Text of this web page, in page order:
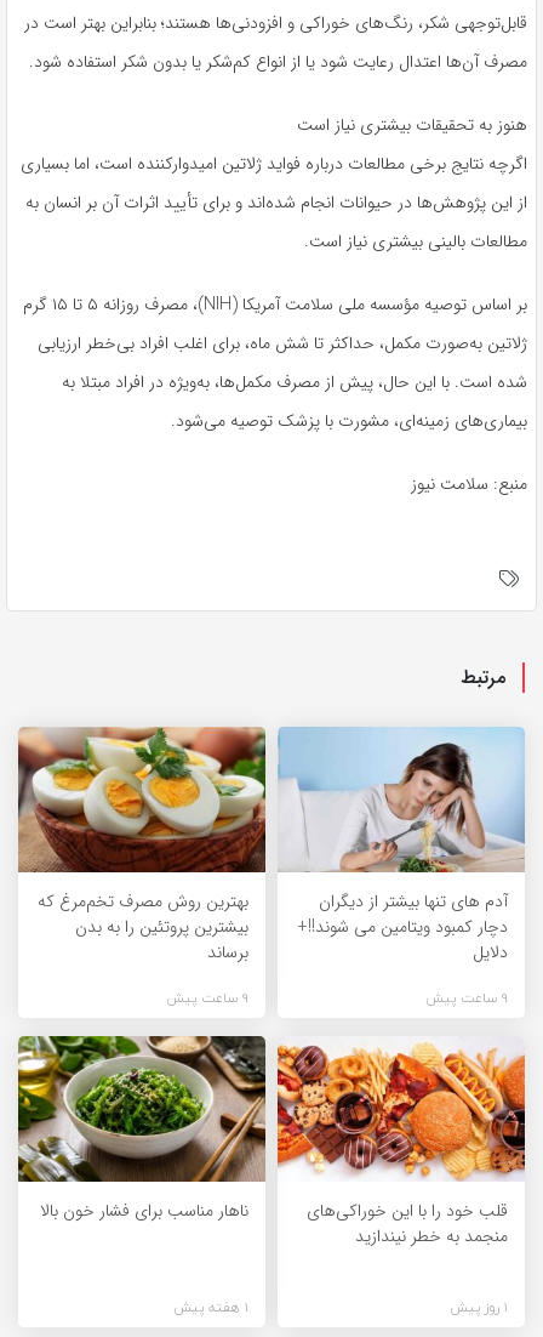
قابل‌توجهی شکر، رنگ‌های خوراکی و افزودنی‌ها هستند؛ بنابراین بهتر است در
مصرف آن‌ها اعتدال رعایت شود یا از انواع کم‌شکر یا بدون شکر استفاده شود.
هنوز به تحقیقات بیشتری نیاز است
اگرچه نتایج برخی مطالعات درباره فواید ژلاتین امیدوارکننده است، اما بسیاری
از این پژوهش‌ها در حیوانات انجام شده‌اند و برای تأیید اثرات آن بر انسان به
مطالعات بالینی بیشتری نیاز است.
بر اساس توصیه مؤسسه ملی سلامت آمریکا (NIH)، مصرف روزانه ۵ تا ۱۵ گرم
ژلاتین به‌صورت مکمل، حداکثر تا شش ماه، برای اغلب افراد بی‌خطر ارزیابی
شده است. با این حال، پیش از مصرف مکمل‌ها، به‌ویژه در افراد مبتلا به
بیماری‌های زمینه‌ای، مشورت با پزشک توصیه می‌شود.
منبع: سلامت نیوز
مرتبط
آدم های تنها بیشتر از دیگران
دچار کمبود ویتامین می شوند!!+
دلایل
9 ساعت پیش
بهترین روش مصرف تخم‌مرغ که
بیشترین پروتئین را به بدن
برساند
9 ساعت پیش
قلب خود را با این خوراکی‌های
منجمد به خطر نیندازید
1 روز پیش
ناهار مناسب برای فشار خون بالا
1 هفته پیش